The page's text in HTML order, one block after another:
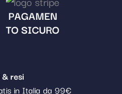
PAGAMEN
TO SICURO
resi
in Italia da 99€